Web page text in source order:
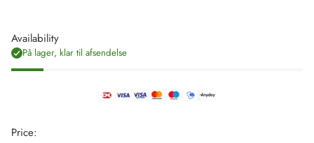
Availability
På lager, klar til afsendelse
Price: